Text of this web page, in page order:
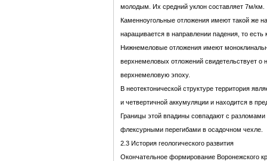
молодым. Их средний уклон составляет 7м/км.
Каменноугольные отложения имеют такой же
наращивается в направлении падения, то есть
Нижнемеловые отложения имеют
верхнемеловых отложений свидетельствует о
верхнемеловую эпоху.
В неотектонической структуре территория
и четвертичной аккумуляции и находится в
Границы этой впадины совпадают с разломами
флексурными перегибами в осадочном чехле.
2.3 История геологического развития
Окончательное формирование Воронежского